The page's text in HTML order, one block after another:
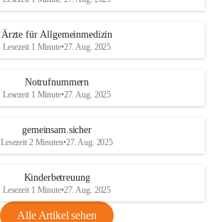
Ärzte für Allgemeinmedizin
Lesezeit 1 Minute•27. Aug. 2025
Notrufnummern
Lesezeit 1 Minute•27. Aug. 2025
gemeinsam.sicher
Lesezeit 2 Minuten•27. Aug. 2025
Kinderbetreuung
Lesezeit 1 Minute•27. Aug. 2025
Alle Artikel sehen